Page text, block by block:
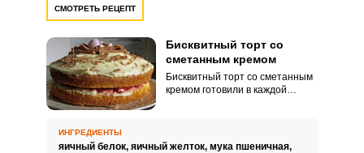
СМОТРЕТЬ РЕЦЕПТ
Бисквитный торт со
сметанным кремом
Бисквитный торт со сметанным
кремом готовили в каждой
ИНГРЕДИЕНТЫ
яичный белок, яичный желток, мука пшеничная,